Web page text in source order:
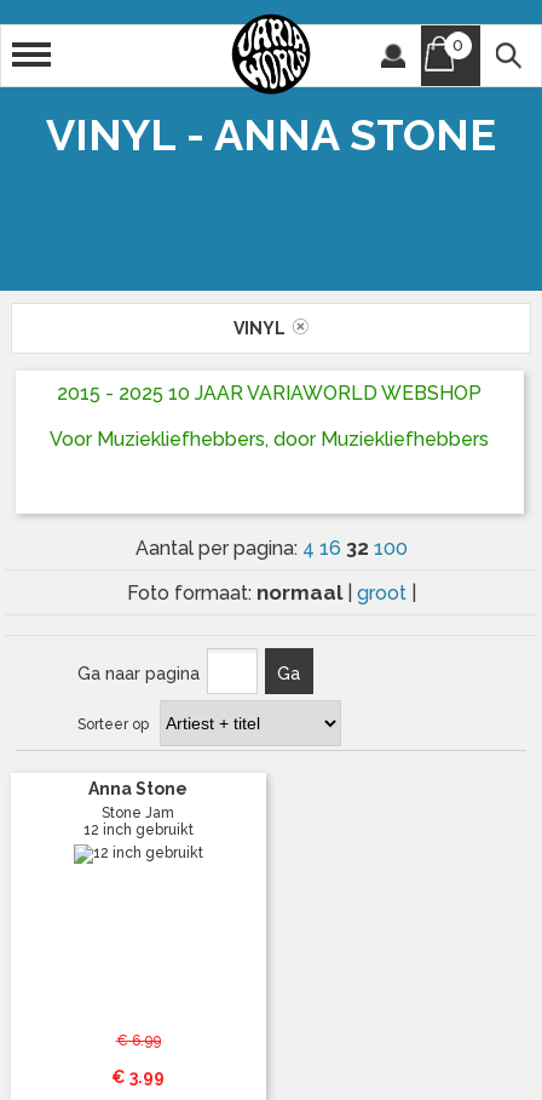
0
VINYL - ANNA STONE
VINYL
2015 - 2025 10 JAAR VARIAWORLD WEBSHOP
Voor Muziekliefhebbers, door Muziekliefhebbers
Aantal per pagina: 4 16 32 100
Foto formaat: normaal groot
Ga naar pagina Ga
Sorteer op
Anna Stone
Stone Jam
12 inch gebruikt
€ 6.99
€ 3.99